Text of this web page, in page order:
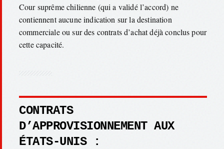
Cour suprême chilienne (qui a validé l’accord) ne
contiennent aucune indication sur la destination
commerciale ou sur des contrats d’achat déjà conclus pour
cette capacité.
CONTRATS
D’APPROVISIONNEMENT AUX
ÉTATS-UNIS :